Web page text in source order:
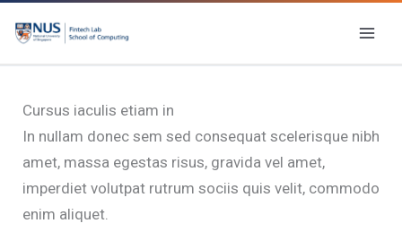
Cursus iaculis etiam in
In nullam donec sem sed consequat scelerisque nibh
amet, massa egestas risus, gravida vel amet,
imperdiet volutpat rutrum sociis quis velit, commodo
enim aliquet.